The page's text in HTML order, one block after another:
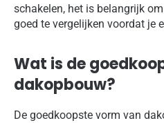
schakelen, het is belangrijk
goed te vergelijken voordat je
Wat is de
dakopbouw?
De goedkoopste vorm van